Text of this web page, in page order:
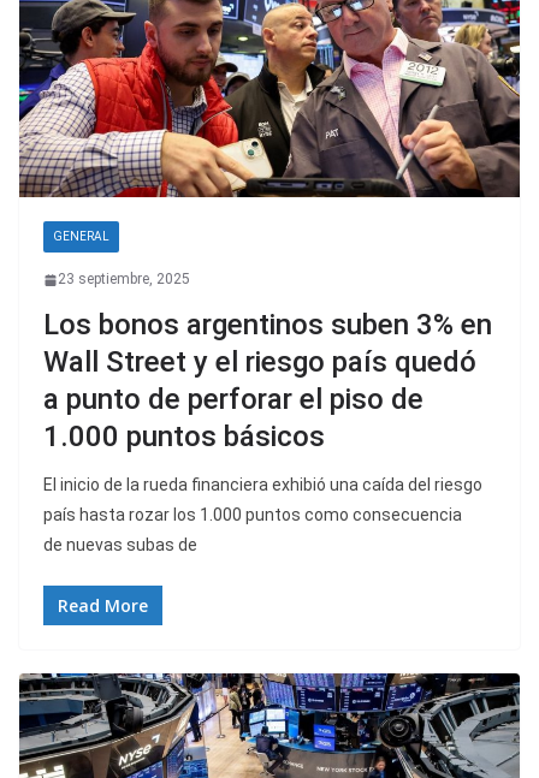
GENERAL
23 septiembre, 2025
Los bonos argentinos suben 3% en
Wall Street y el riesgo país quedó
a punto de perforar el piso de
1.000 puntos básicos
El inicio de la rueda financiera exhibió una caída del riesgo
país hasta rozar los 1.000 puntos como consecuencia
de nuevas subas de
Read More